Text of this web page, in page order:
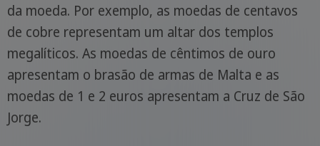
da moeda. Por exemplo, as moedas de centavos
de cobre representam um altar dos templos
megalíticos. As moedas de cêntimos de ouro
apresentam o brasão de armas de Malta e as
moedas de 1 e 2 euros apresentam a Cruz de São
Jorge.